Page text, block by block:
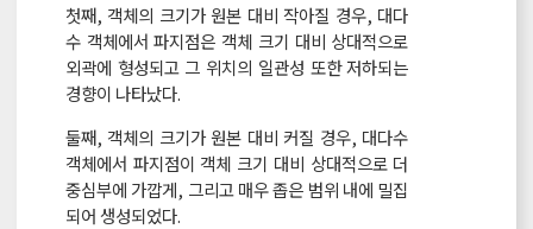
첫째, 객체의 크기가 원본 대비 작아질 경우, 대다
수 객체에서 파지점은 객체 크기 대비 상대적으로
외곽에 형성되고 그 위치의 일관성 또한 저하되는
경향이 나타났다.
둘째, 객체의 크기가 원본 대비 커질 경우, 대다수
객체에서 파지점이 객체 크기 대비 상대적으로 더
중심부에 가깝게, 그리고 매우 좁은 범위 내에 밀집
되어 생성되었다.